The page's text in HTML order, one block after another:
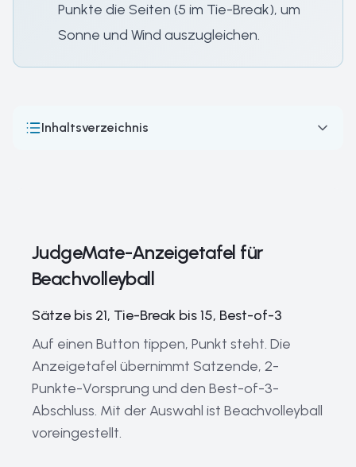
Punkte die Seiten (5 im Tie-Break), um
Sonne und Wind auszugleichen.
Inhaltsverzeichnis
Die größten Beachvolleyball-Turniere der Welt
Legenden des Beachvolleyballs
Wichtige Ausrüstung für Beachvolleyball
Aktuelle Trends im Beachvolleyball
Die Geschichte des Beachvolleyballs
Verwandte Leitfäden
Häufige Fragen zu Beachvolleyball und der JudgeMate-
Anzeigetafel
JudgeMate-Anzeigetafel für
Beachvolleyball
Sätze bis 21, Tie-Break bis 15, Best-of-3
Auf einen Button tippen, Punkt steht. Die
Anzeigetafel übernimmt Satzende, 2-
Punkte-Vorsprung und den Best-of-3-
Abschluss. Mit der Auswahl ist Beachvolleyball
voreingestellt.